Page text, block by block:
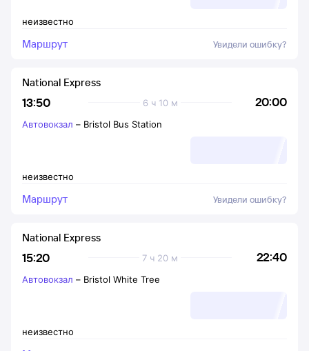
неизвестно
Маршрут Увидели ошибку?
13:50 20:00
6 ч 10 м
National Express
неизвестно
Автовокзал – Bristol Bus Station
Маршрут Увидели ошибку?
15:20 22:40
7 ч 20 м
National Express
неизвестно
Автовокзал – Bristol White Tree